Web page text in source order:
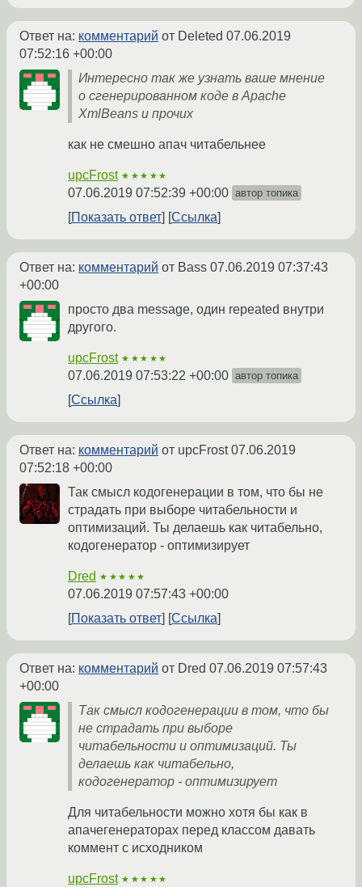
Ответ на: комментарий от Deleted 07.06.2019
07:52:16 +00:00
Интересно так же узнать ваше мнение
о сгенерированном коде в Apache
XmlBeans и прочих
как не смешно апач читабельнее
upcFrost ★★★★★
07.06.2019 07:52:39 +00:00 автор топика
Показать ответ Ссылка
Ответ на: комментарий от Bass 07.06.2019 07:37:43
+00:00
просто два message, один repeated внутри
другого.
upcFrost ★★★★★
07.06.2019 07:53:22 +00:00 автор топика
Ссылка
Ответ на: комментарий от upcFrost07.06.2019
07:52:18 +00:00
Так смысл кодогенерации в том, что бы не
страдать при выборе читабельности и
оптимизаций. Ты делаешь как читабельно,
кодогенератор - оптимизирует
Dred ★★★★★
07.06.2019 07:57:43 +00:00
Показать ответ
Ссылка
Ответ на: комментарий от Dred 07.06.2019 07:57:43
+00:00
Так смысл кодогенерации в том, что бы
не страдать при выборе
читабельности и оптимизаций. Ты
делаешь как читабельно,
кодогенератор - оптимизирует
Для читабельности можно хотя бы как в
апачегенераторах перед классом давать
коммент с исходником
upcFrost ★★★★★